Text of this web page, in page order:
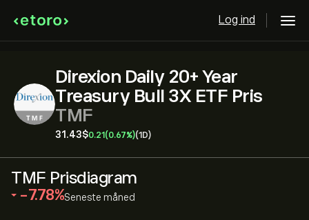
Log ind
Direxion Daily 20+ Year
Treasury Bull 3X ETF Pris
TMF
31.43‎$‎0.21 (0.67%)(1D)
TMF Prisdiagram
‎-7.78‎ Seneste måned